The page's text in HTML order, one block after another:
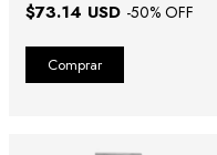
$73.14 USD -50% OFF